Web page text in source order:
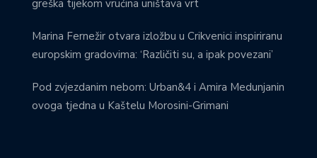
greška tijekom vrućina uništava vrt
Marina Fernežir otvara izložbu u Crikvenici inspiriranu
europskim gradovima: ‘Različiti su, a ipak povezani’
Pod zvjezdanim nebom: Urban&4 i Amira Medunjanin
ovoga tjedna u Kaštelu Morosini-Grimani